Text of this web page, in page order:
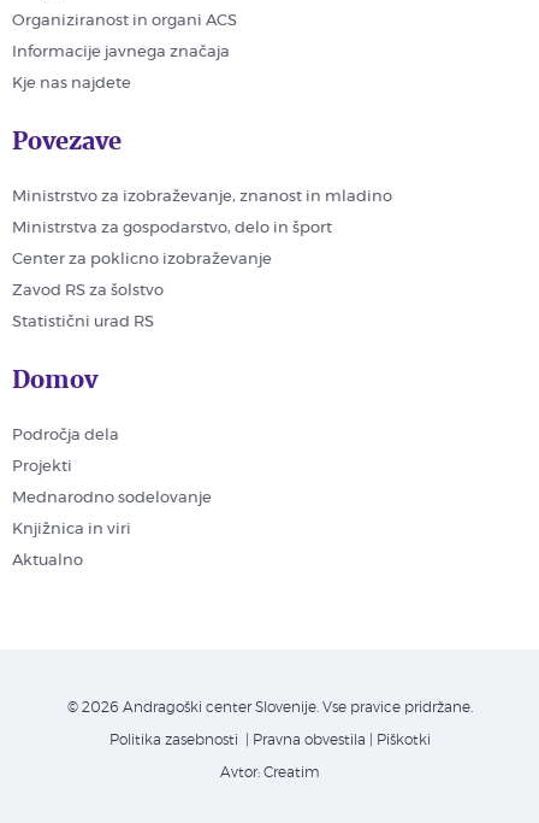
Organiziranost in organi ACS
Informacije javnega značaja
Kje nas najdete
Povezave
Ministrstvo za izobraževanje, znanost in mladino
Ministrstva za gospodarstvo, delo in šport
Center za poklicno izobraževanje
Zavod RS za šolstvo
Statistični urad RS
Domov
Področja dela
Projekti
Mednarodno sodelovanje
Knjižnica in viri
Aktualno
© 2026 Andragoški center Slovenije. Vse pravice pridržane.
Politika zasebnosti | Pravna obvestila Piškotki
Avtor: Creatim